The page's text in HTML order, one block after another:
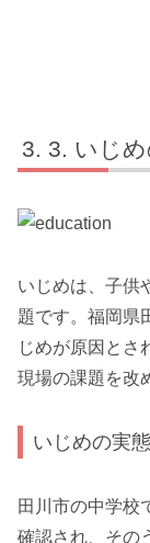
3. いじ
いじめは、子供
題です。福岡県
じめが原因とさ
現場の課題を改
いじめの実態
田川市の中学校
確認され、その